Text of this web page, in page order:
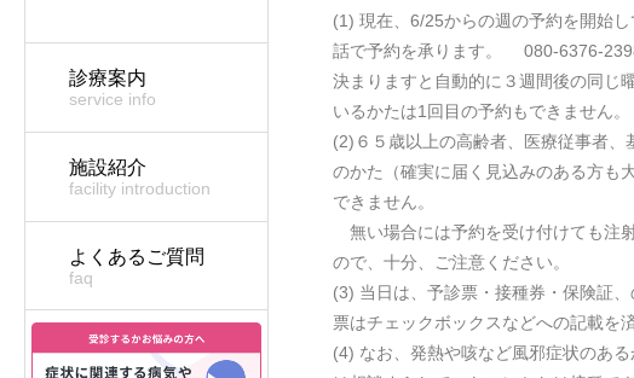
診療案内
service info
施設紹介
facility introduction
よくあるご質問
faq
(1) 現在、6/25からの週の予約を開始
話で予約を承ります。 080-6376-
決まりますと自動的に３週間後の同じ
いるかたは1回目の予約もできません。
(2)６５歳以上の高齢者、医療従事者
のかた（確実に届く見込みのある方
できません。
無い場合には予約を受け付けても注
ので、十分、ご注意ください。
(3) 当日は、予診票・接種券・保険証
票はチェックボックスなどへの記載を
(4) なお、発熱や咳など風邪症状のあ